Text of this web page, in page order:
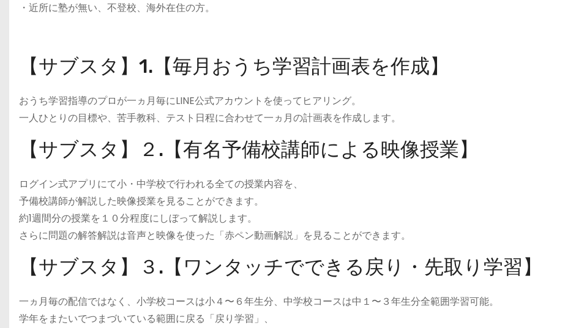
・近所に塾が無い、不登校、海外在住の方。
【サブスタ】1.【毎月おうち学習計画表を作成】
おうち学習指導のプロが一ヵ月毎にLINE公式アカウントを使ってヒアリング。
一人ひとりの目標や、苦手教科、テスト日程に合わせて一ヵ月の計画表を作成します。
【サブスタ】２.【有名予備校講師による映像授業】
ログイン式アプリにて小・中学校で行われる全ての授業内容を、
予備校講師が解説した映像授業を見ることができます。
約1週間分の授業を１０分程度にしぼって解説します。
さらに問題の解答解説は音声と映像を使った「赤ペン動画解説」を見ることができます。
【サブスタ】３.【ワンタッチでできる戻り・先取り学習】
一ヵ月毎の配信ではなく、小学校コースは小４〜６年生分、中学校コースは中１〜３年生分全範囲学習可能。
学年をまたいでつまづいている範囲に戻る「戻り学習」、